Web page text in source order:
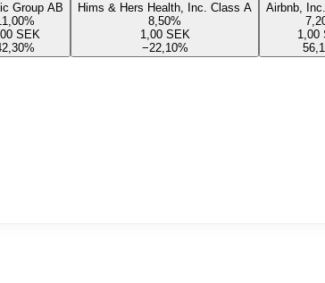
Group AB
%
SEK
%
Hims & Hers Health, Inc. Class A
8,50%
1,00 SEK
−22,10%
Airbnb,
1,00